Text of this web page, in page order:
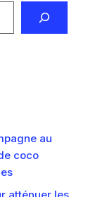
au
coco